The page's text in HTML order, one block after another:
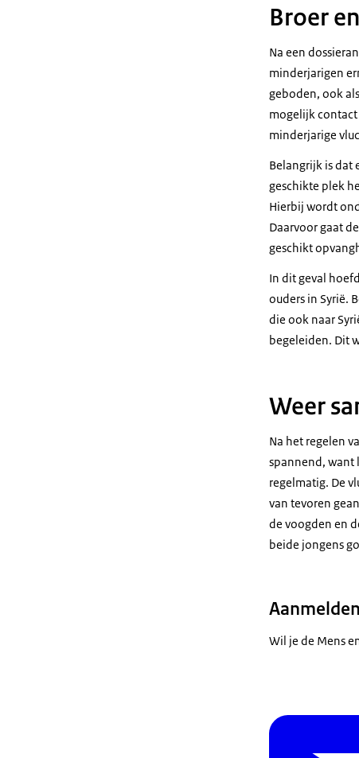
Broer
Na een
minderjarigen
geboden, ook
mogelijk
minderjarige
Belangrijk is dat
geschikte plek
Hierbij wordt
Daarvoor gaat
geschikt
In dit geval
ouders in Syrië.
die ook naar
begeleiden. Dit
Weer
Na het regelen
spannend, want
regelmatig. De
van tevoren
de voogden en
beide jongens
Wil je de Mens